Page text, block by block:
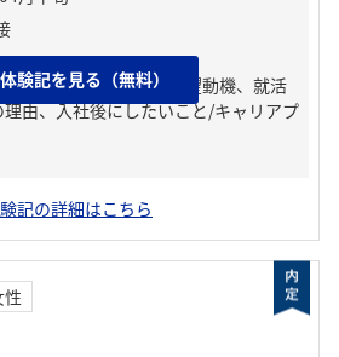
力を入れたこと）、志望動機、就活
由、入社後にしたいこと/キャリアプ
験記を見る（無料）
記の詳細はこちら
性